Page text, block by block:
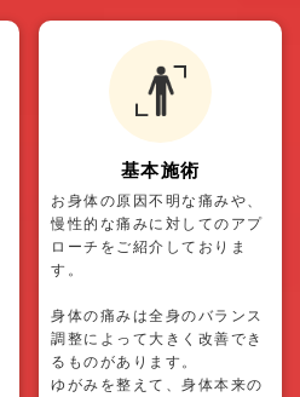
基本施術
お身体の原因不明な痛みや、
慢性的な痛みに対してのアプ
ローチをご紹介しておりま
す。
身体の痛みは全身のバランス
調整によって大きく改善でき
るものがあります。
ゆがみを整えて、身体本来の